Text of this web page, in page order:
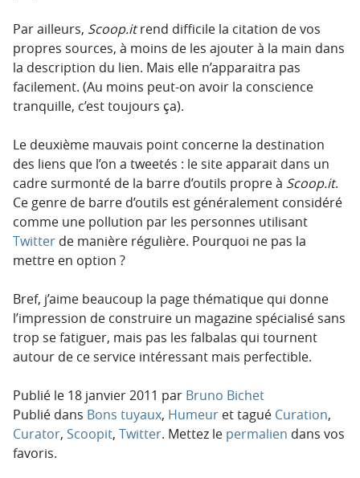
Par ailleurs, Scoop.itrend difficile la citation de vos
propres sources, à moins de les ajouter à la main dans
la description du lien. Mais elle n’apparaitra pas
facilement. (Au moins peut-on avoir la conscience
tranquille, c’est toujours ça).
Le deuxième mauvais point concerne la destination
des liens que l’on a tweetés : le site apparait dans un
cadre surmonté de la barre d’outils propre à Scoop.it.
Ce genre de barre d’outils est généralement considéré
comme une pollution par les personnes utilisant
Twitter de manière régulière. Pourquoi ne pas la
mettre en option ?
Bref, j’aime beaucoup la page thématique qui donne
l’impression de construire un magazine spécialisé sans
trop se fatiguer, mais pas les falbalas qui tournent
autour de ce service intéressant mais perfectible.
Publié le 18 janvier 2011 par Bruno Bichet
Publié dans Bons tuyaux, Humeur et tagué Curation,
Curator, Scoopit, Twitter. Mettez le permalien dans vos
favoris.